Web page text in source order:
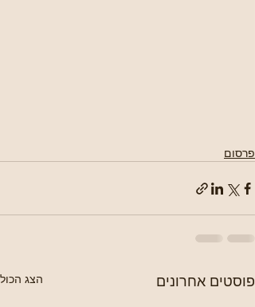
פרסום
פוסטים אחרונים הצג הכול